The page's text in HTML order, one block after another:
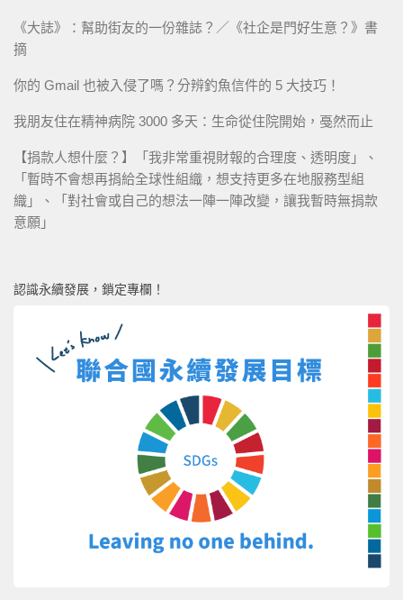
《大誌》：幫助街友的一份雜誌？／《社企是門好生意？》書
摘
你的 Gmail 也被入侵了嗎？分辨釣魚信件的 5 大技巧！
我朋友住在精神病院 3000 多天：生命從住院開始，戞然而止
【捐款人想什麼？】「我非常重視財報的合理度、透明度」、
「暫時不會想再捐給全球性組織，想支持更多在地服務型組
織」、「對社會或自己的想法一陣一陣改變，讓我暫時無捐款
意願」
認識永續發展，鎖定專欄！